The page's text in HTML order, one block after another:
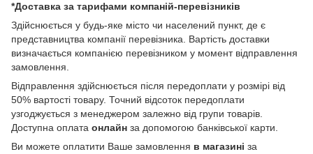
*Доставка за тарифами компаній-перевізників
Здійснюється у будь-яке місто чи населений пункт, де є
представництва компанії перевізника. Вартість доставки
визначається компанією перевізником у момент відправлення
замовлення.
Відправлення здійснюється після передоплати у розмірі від
50% вартості товару. Точний відсоток передоплати
узгоджується з менеджером залежно від групи товарів.
Доступна оплата онлайн за допомогою банківської карти.
Ви можете оплатити Ваше замовлення в магазині за